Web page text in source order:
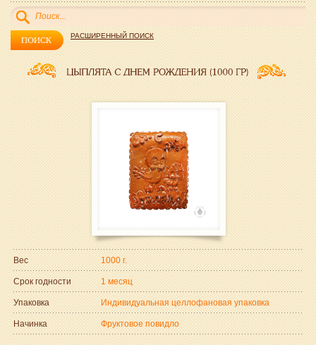
РАСШИРЕННЫЙ ПОИСК
Вес 1000 г.
Срок годности 1 месяц
Упаковка Индивидуальная целлофановая упаковка
Начинка Фруктовое повидло